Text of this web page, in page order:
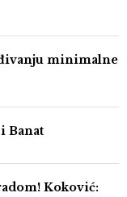
minimalne
Banat
Koković: